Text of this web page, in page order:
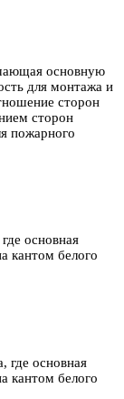
основную
для монтажа и
сторон
сторон
пожарного
основная
кантом белого
где основная
кантом белого